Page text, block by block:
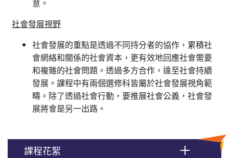
意。
社會發展視野
社會發展的重點是透過不同持分者的協作，累積社
會網絡和關係的社會資本，更有效地回應社會需要
和複雜的社會問題。透過多方合作，達至社會持續
發展。課程中有兩個選修科皆屬於社會發展視角範
疇。除了透過社會行動，要推展社會公義，社會發
展將會是另一出路。
課程花絮